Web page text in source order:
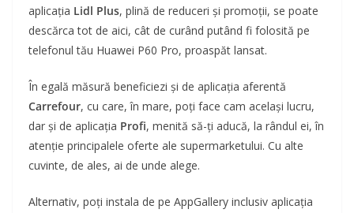
aplicația Lidl Plus, plină de reduceri și promoții, se poate
descărca tot de aici, cât de curând putând fi folosită pe
telefonul tău Huawei P60 Pro, proaspăt lansat.
În egală măsură beneficiezi și de aplicația aferentă
Carrefour, cu care, în mare, poți face cam același lucru,
dar și de aplicația Profi, menită să-ți aducă, la rândul ei, în
atenție principalele oferte ale supermarketului. Cu alte
cuvinte, de ales, ai de unde alege.
Alternativ, poți instala de pe AppGallery inclusiv aplicația